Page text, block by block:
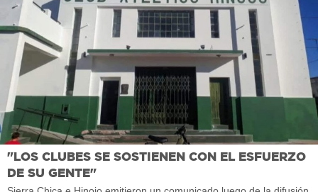
"LOS CLUBES SE SOSTIENEN CON EL ESFUERZO
DE SU GENTE"